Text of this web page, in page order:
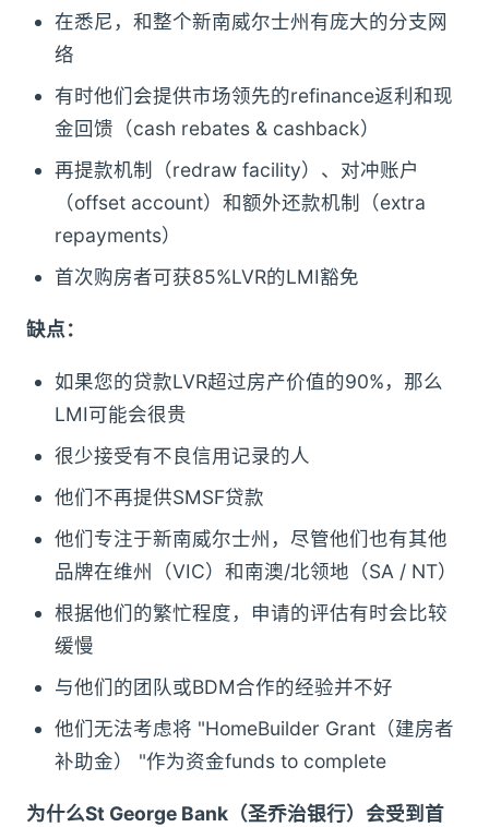
在悉尼，和整个新南威尔士州有庞大的分支网
络
有时他们会提供市场领先的refinance返利和现
金回馈（cash rebates & cashback）
再提款机制（redraw facility）、对冲账户
（offset account）和额外还款机制（extra
repayments）
首次购房者可获85%LVR的LMI豁免
缺点：
如果您的贷款LVR超过房产价值的90%，那么
LMI可能会很贵
很少接受有不良信用记录的人
他们不再提供SMSF贷款
他们专注于新南威尔士州，尽管他们也有其他
品牌在维州（VIC）和南澳/北领地（SA / NT）
根据他们的繁忙程度，申请的评估有时会比较
缓慢
与他们的团队或BDM合作的经验并不好
他们无法考虑将 "HomeBuilder Grant（建房者
补助金） "作为资金funds to complete
为什么St George Bank（圣乔治银行）会受到首